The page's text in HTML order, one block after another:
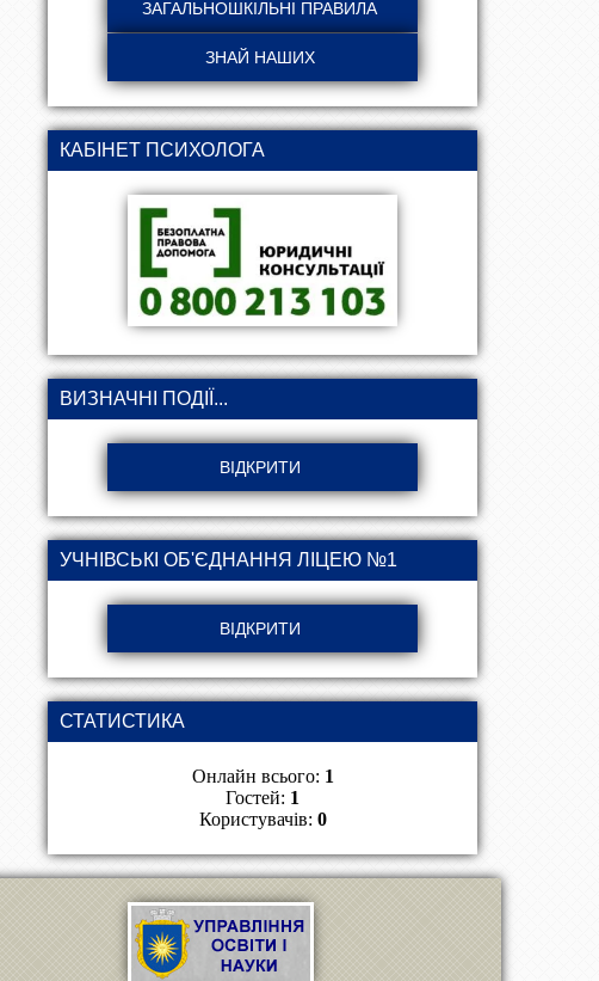
КАБІНЕТ ПСИХОЛОГА
ВИЗНАЧНІ ПОДІЇ...
УЧНІВСЬКІ ОБ'ЄДНАННЯ ЛІЦЕЮ №1
СТАТИСТИКА
Онлайн всього: 1
Гостей: 1
Користувачів: 0